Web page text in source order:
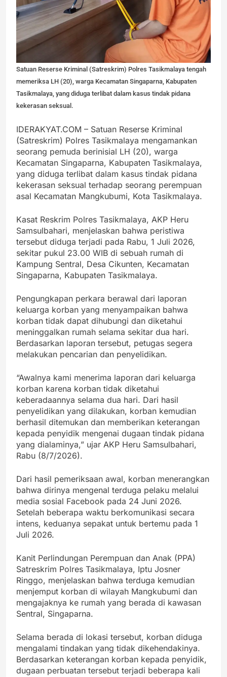
Satuan Reserse Kriminal (Satreskrim) Polres Tasikmalaya tengah
memeriksa LH (20), warga Kecamatan Singaparna, Kabupaten
Tasikmalaya, yang diduga terlibat dalam kasus tindak pidana
kekerasan seksual.
IDERAKYAT.COM – Satuan Reserse Kriminal
(Satreskrim) Polres Tasikmalaya mengamankan
seorang pemuda berinisial LH (20), warga
Kecamatan Singaparna, Kabupaten Tasikmalaya,
yang diduga terlibat dalam kasus tindak pidana
kekerasan seksual terhadap seorang perempuan
asal Kecamatan Mangkubumi, Kota Tasikmalaya.
Kasat Reskrim Polres Tasikmalaya, AKP Heru
Samsulbahari, menjelaskan bahwa peristiwa
tersebut diduga terjadi pada Rabu, 1 Juli 2026,
sekitar pukul 23.00 WIB di sebuah rumah di
Kampung Sentral, Desa Cikunten, Kecamatan
Singaparna, Kabupaten Tasikmalaya.
Pengungkapan perkara berawal dari laporan
keluarga korban yang menyampaikan bahwa
korban tidak dapat dihubungi dan diketahui
meninggalkan rumah selama sekitar dua hari.
Berdasarkan laporan tersebut, petugas segera
melakukan pencarian dan penyelidikan.
“Awalnya kami menerima laporan dari keluarga
korban karena korban tidak diketahui
keberadaannya selama dua hari. Dari hasil
penyelidikan yang dilakukan, korban kemudian
berhasil ditemukan dan memberikan keterangan
kepada penyidik mengenai dugaan tindak pidana
yang dialaminya,” ujar AKP Heru Samsulbahari,
Rabu (8/7/2026).
Dari hasil pemeriksaan awal, korban menerangkan
bahwa dirinya mengenal terduga pelaku melalui
media sosial Facebook pada 24 Juni 2026.
Setelah beberapa waktu berkomunikasi secara
intens, keduanya sepakat untuk bertemu pada 1
Juli 2026.
Kanit Perlindungan Perempuan dan Anak (PPA)
Satreskrim Polres Tasikmalaya, Iptu Josner
Ringgo, menjelaskan bahwa terduga kemudian
menjemput korban di wilayah Mangkubumi dan
mengajaknya ke rumah yang berada di kawasan
Sentral, Singaparna.
Selama berada di lokasi tersebut, korban diduga
mengalami tindakan yang tidak dikehendakinya.
Berdasarkan keterangan korban kepada penyidik,
dugaan perbuatan tersebut terjadi beberapa kali